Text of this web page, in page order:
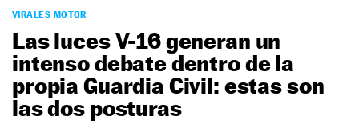
PODCAST
MOTOS
TECNOLOGÍA
MOTORTV
VIRALES MOTOR
Las luces V-16 generan un
intenso debate dentro de la
propia Guardia Civil: estas son
las dos posturas